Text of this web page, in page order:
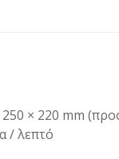
× 220 mm
/ λεπτό